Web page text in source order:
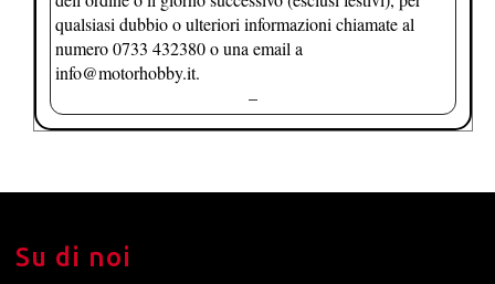
qualsiasi dubbio o ulteriori informazioni chiamate al
numero 0733 432380 o una email a
info@motorhobby.it.
–
Su di noi